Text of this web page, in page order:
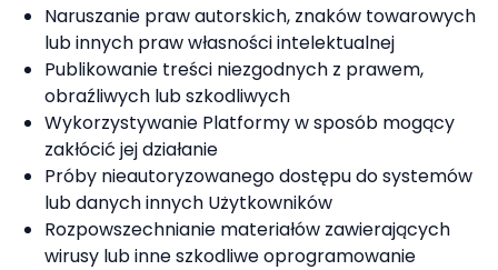
Naruszanie praw autorskich, znaków towarowych
lub innych praw własności intelektualnej
Publikowanie treści niezgodnych z prawem,
obraźliwych lub szkodliwych
Wykorzystywanie Platformy w sposób mogący
zakłócić jej działanie
Próby nieautoryzowanego dostępu do systemów
lub danych innych Użytkowników
Rozpowszechnianie materiałów zawierających
wirusy lub inne szkodliwe oprogramowanie